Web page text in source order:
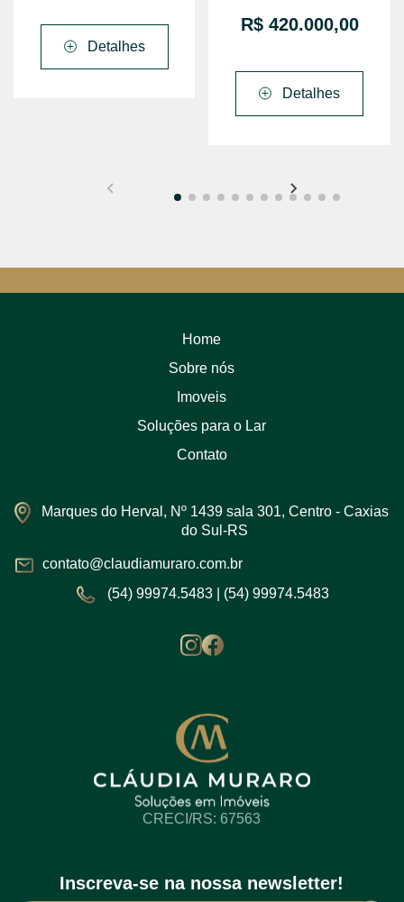
Detalhes
R$ 420.000,00
Detalhes
Home
Sobre nós
Imoveis
Soluções para o Lar
Contato
Marques do Herval, Nº 1439 sala 301, Centro - Caxias
do Sul-RS
contato@claudiamuraro.com.br
(54) 99974.5483
(54) 99974.5483
CRECI/RS: 67563
Inscreva-se na nossa newsletter!